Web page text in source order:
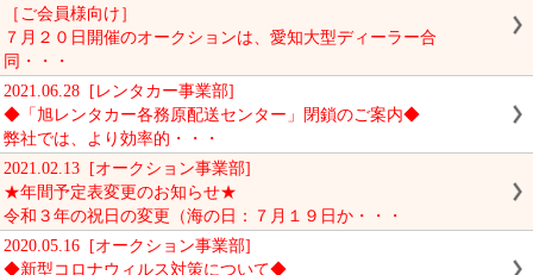
［ご会員様向け］
７月２０日開催のオークションは、愛知大型ディーラー合
同・・・
2021.06.28 [レンタカー事業部]
◆「旭レンタカー各務原配送センター」閉鎖のご案内◆
弊社では、より効率的・・・
2021.02.13 [オークション事業部]
★年間予定表変更のお知らせ★
令和３年の祝日の変更（海の日：７月１９日か・・・
2020.05.16 [オークション事業部]
◆新型コロナウィルス対策について◆